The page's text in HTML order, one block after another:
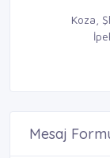
Koza,
Mesaj